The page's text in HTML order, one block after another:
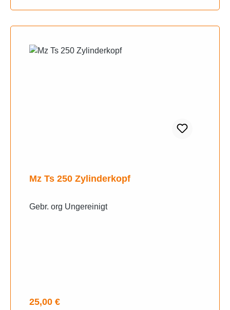
Mz Ts 250 Zylinderkopf
Gebr. org Ungereinigt
Regulärer Preis:
25,00 €